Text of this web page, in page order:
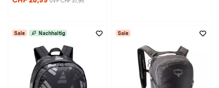
Sale Nachhaltig Sale